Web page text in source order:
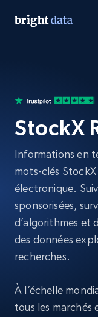
StockX
Informations en
mots-clés
électronique.
sponsorisées,
d’algorithmes et
des données
recherches.
À l’échelle
tous les marchés